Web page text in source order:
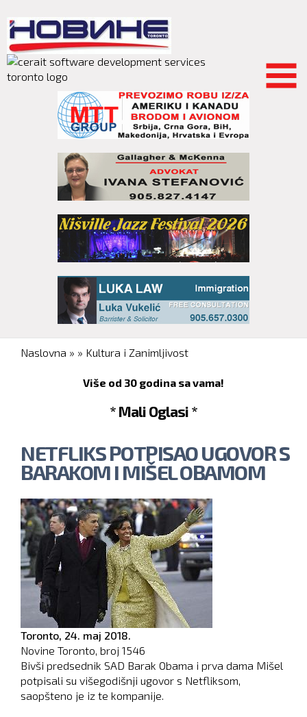
main
content
You are here
Naslovna » » Kultura i Zanimljivost
Više od 30 godina sa vama!
* Mali Oglasi *
NETFLIKS POTPISAO UGOVOR S
BARAKOM I MIŠEL OBAMOM
Toronto, 24. maj 2018.
Novine Toronto, broj 1546
Bivši predsednik SAD Barak Obama i prva dama Mišel
potpisali su višegodišnji ugovor s Netfliksom,
saopšteno je iz te kompanije.